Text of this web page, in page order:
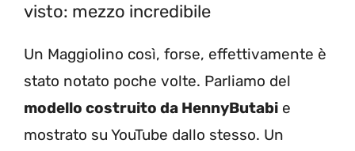
visto: mezzo incredibile
Un Maggiolino così, forse, effettivamente è
stato notato poche volte. Parliamo del
modello costruito da HennyButabi e
mostrato su YouTube dallo stesso. Un